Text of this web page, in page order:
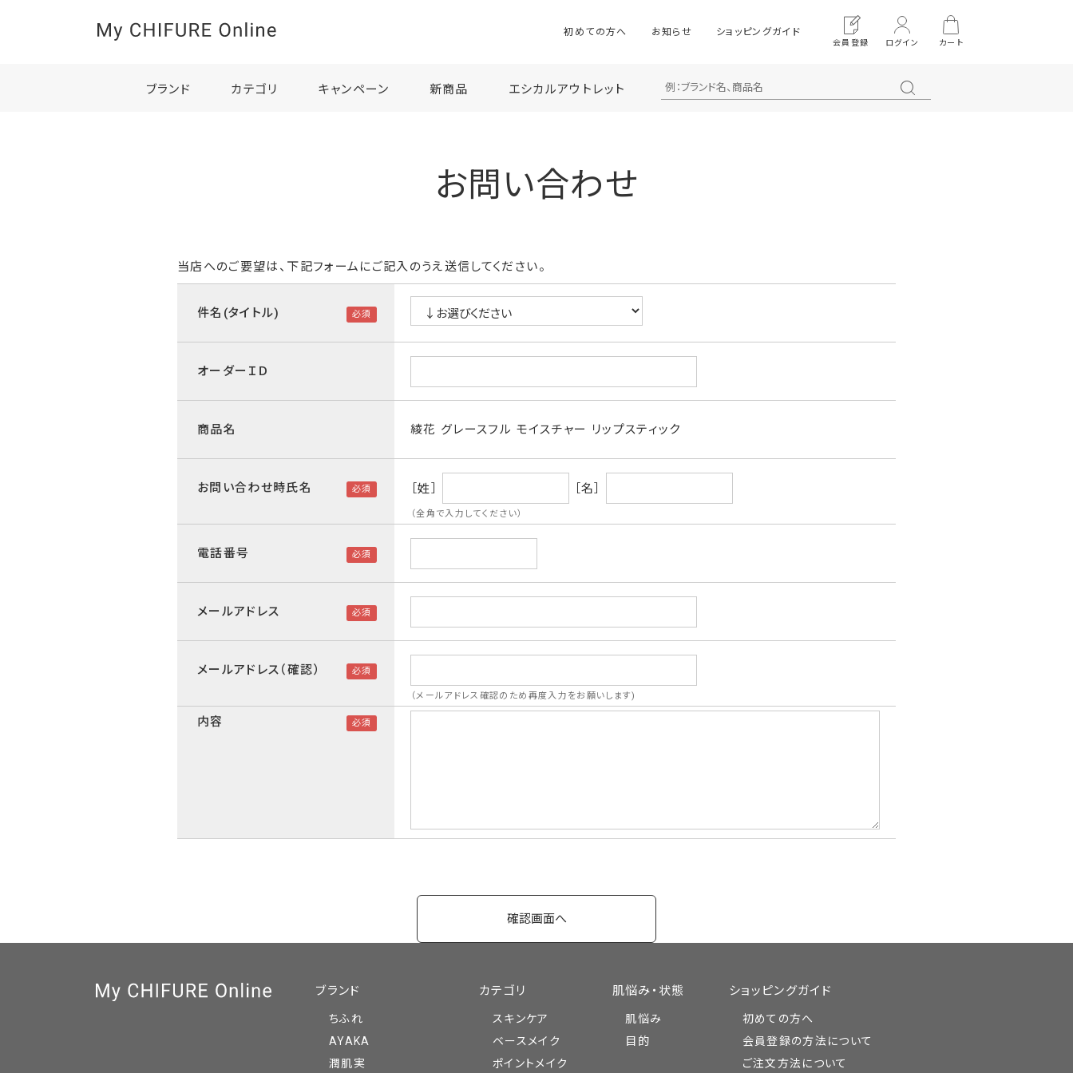
初めての方へ お知らせ ショッピングガイド
会員登録 ログイン カート
ブランド カテゴリ キャンペーン 新商品 エシカルアウトレット
お問い合わせ
当店へのご要望は、下記フォームにご記入のうえ送信してください。
件名(タイトル)
オーダーＩＤ
商品名 綾花 グレースフル モイスチャー リップスティック
お問い合わせ時氏名 ［姓］ ［名］
（全角で入力してください）
電話番号
メールアドレス
メールアドレス（確認）
（メールアドレス確認のため再度入力をお願いします)
内容
ブランド
ちふれ
AYAKA
潤肌実
カテゴリ
スキンケア
ベースメイク
ポイントメイク
肌悩み・状態
肌悩み
目的
ショッピングガイド
初めての方へ
会員登録の方法について
ご注文方法について